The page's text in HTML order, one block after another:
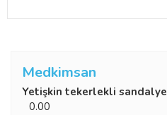
Medkimsan
Yetişkin tekerlekli sandalye
0.00